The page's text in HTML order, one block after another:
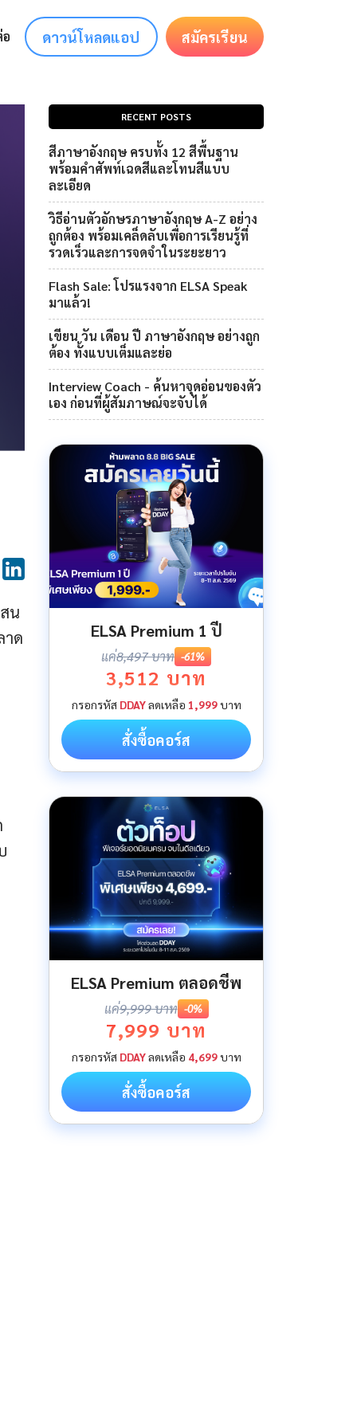
ดาวน์โหลดแอป สมัครเรียน
น
าด
RECENT POSTS
สีภาษาอังกฤษ ครบทั้ง 12 สีพื้นฐาน
พร้อมคำศัพท์เฉดสีและโทนสีแบบ
ละเอียด
วิธีอ่านตัวอักษรภาษาอังกฤษ A-Z อย่าง
ถูกต้อง พร้อมเคล็ดลับเพื่อการเรียนรู้ที่
รวดเร็วและการจดจำในระยะยาว
Flash Sale: โปรแรงจาก ELSA Speak
มาแล้ว!
เขียน วัน เดือน ปี ภาษาอังกฤษ อย่างถูก
ต้อง ทั้งแบบเต็มและย่อ
Interview Coach - ค้นหาจุดอ่อนของตัว
เอง ก่อนที่ผู้สัมภาษณ์จะจับได้
ELSA Premium 1 ปี
แค่8,497 บาท -61%
3,512 บาท
กรอกรหัส DDAYลดเหลือ 1,999บาท
สั่งซื้อคอร์ส
ELSA Premium ตลอดชีพ
แค่9,999 บาท -0%
7,999 บาท
กรอกรหัส DDAYลดเหลือ 4,699บาท
สั่งซื้อคอร์ส